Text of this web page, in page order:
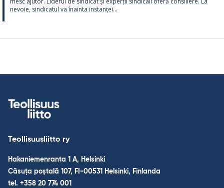
ne­voie, sin­dica­tul va înainta ins­tanței...
Teollisuusliitto ry
Hakaniemenranta 1 A, Helsinki
Căsuța poștală 107, FI-00531 Helsinki, Finlanda
tel. +358 20 774 001